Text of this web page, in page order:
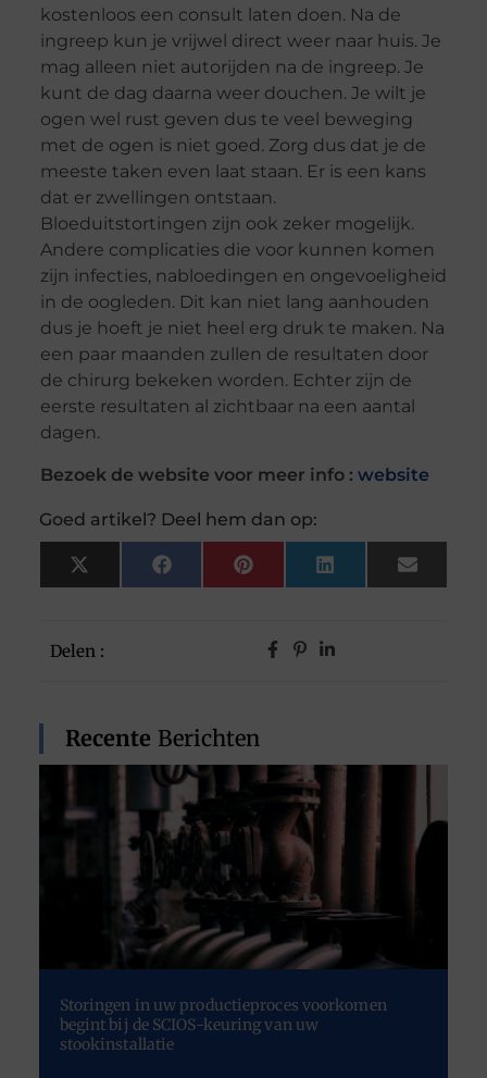
Delen :
Recente Berichten
Storingen in uw productieproces voorkomen
begint bij de SCIOS-keuring van uw
stookinstallatie
kostenloos een consult laten doen. Na de
ingreep kun je vrijwel direct weer naar huis. Je
mag alleen niet autorijden na de ingreep. Je
kunt de dag daarna weer douchen. Je wilt je
ogen wel rust geven dus te veel beweging
met de ogen is niet goed. Zorg dus dat je de
meeste taken even laat staan. Er is een kans
dat er zwellingen ontstaan.
Bloeduitstortingen zijn ook zeker mogelijk.
Andere complicaties die voor kunnen komen
zijn infecties, nabloedingen en ongevoeligheid
in de oogleden. Dit kan niet lang aanhouden
dus je hoeft je niet heel erg druk te maken. Na
een paar maanden zullen de resultaten door
de chirurg bekeken worden. Echter zijn de
eerste resultaten al zichtbaar na een aantal
dagen.
Bezoek de website voor meer info : website
Goed artikel? Deel hem dan op:
X
(Twitter)
FacebookPinterestLinkedInEmail